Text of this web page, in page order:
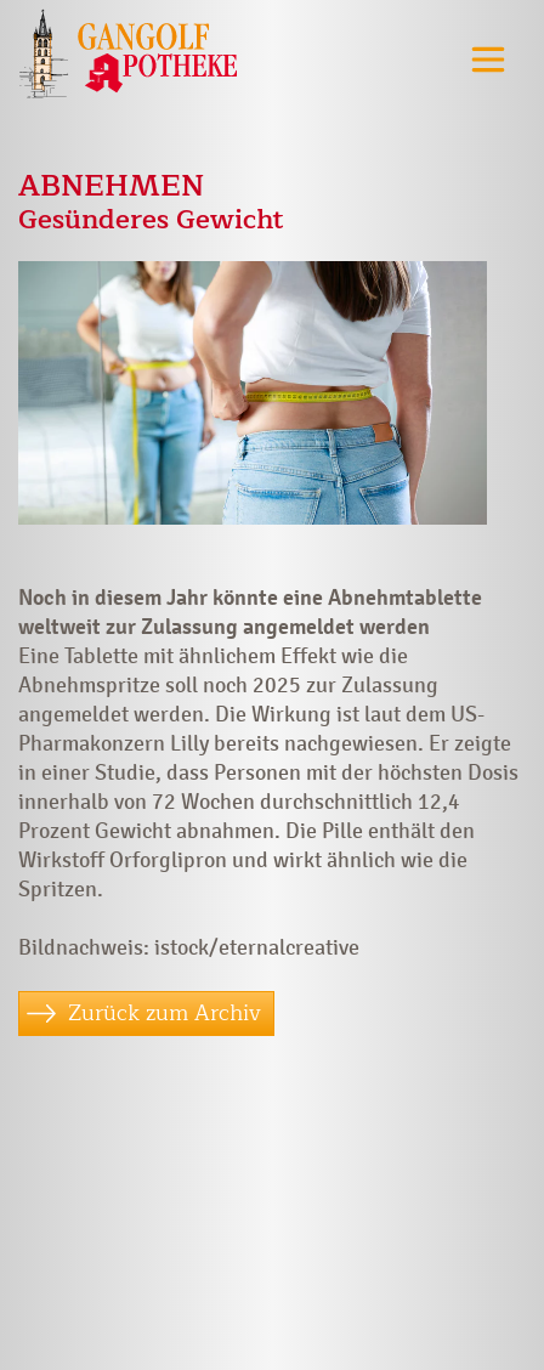
ABNEHMEN
Gesünderes Gewicht
Noch in diesem Jahr könnte eine Abnehmtablette
weltweit zur Zulassung angemeldet werden
Eine Tablette mit ähnlichem Effekt wie die
Abnehmspritze soll noch 2025 zur Zulassung
angemeldet werden. Die Wirkung ist laut dem US-
Pharmakonzern Lilly bereits nachgewiesen. Er zeigte
in einer Studie, dass Personen mit der höchsten Dosis
innerhalb von 72 Wochen durchschnittlich 12,4
Prozent Gewicht abnahmen. Die Pille enthält den
Wirkstoff Orforglipron und wirkt ähnlich wie die
Spritzen.
Bildnachweis: istock/eternalcreative
Zurück zum Archiv